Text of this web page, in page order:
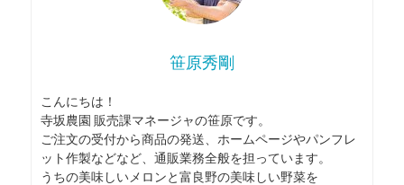
笹原秀剛
こんにちは！
寺坂農園 販売課マネージャの笹原です。
ご注文の受付から商品の発送、ホームページやパンフレ
ット作製などなど、通販業務全般を担っています。
うちの美味しいメロンと富良野の美味しい野菜を